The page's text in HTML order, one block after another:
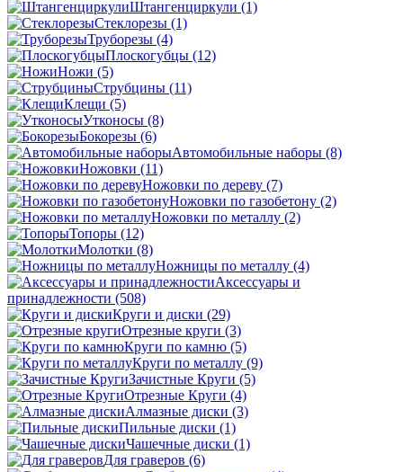
Штангенциркули (1)
Стеклорезы (1)
Труборезы (4)
Плоскогубцы (12)
Ножи (5)
Струбцины (11)
Клещи (5)
Утконосы (8)
Бокорезы (6)
Автомобильные наборы (8)
Ножовки (11)
Ножовки по дереву (7)
Ножовки по газобетону (2)
Ножовки по металлу (2)
Топоры (12)
Молотки (8)
Ножницы по металлу (4)
Аксессуары и
принадлежности (508)
Круги и диски (29)
Отрезные круги (3)
Круги по камню (5)
Круги по металлу (9)
Зачистные Круги (5)
Отрезные Круги (4)
Алмазные диски (3)
Пильные диски (1)
Чашечные диски (1)
Для граверов (6)